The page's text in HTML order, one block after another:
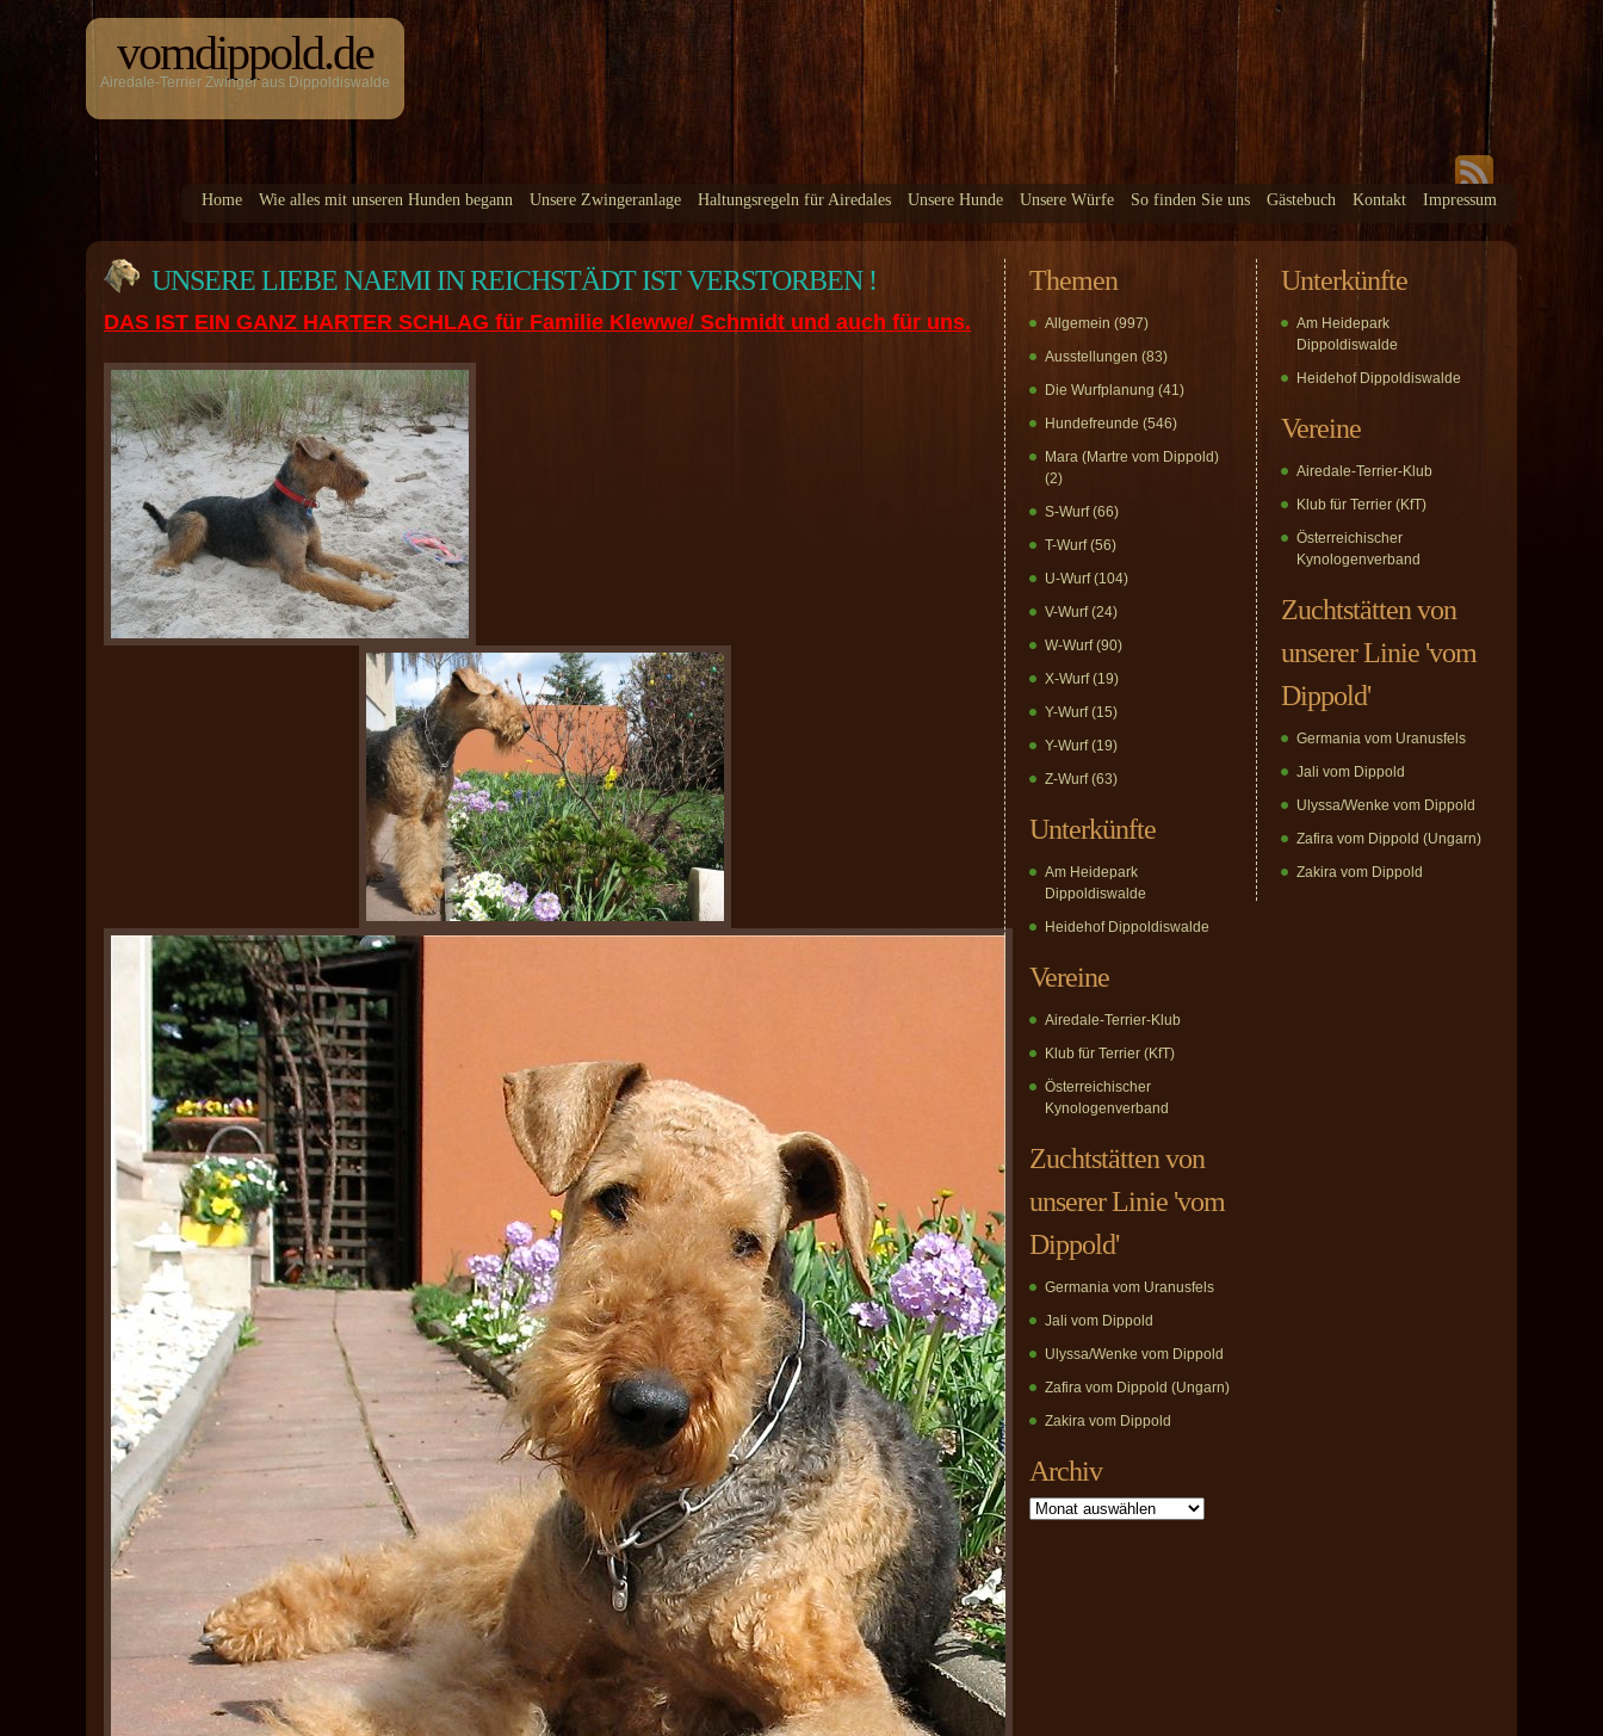
vomdippold.de
Airedale-Terrier Zwinger aus Dippoldiswalde
Home Wie alles mit unseren Hunden begann Unsere Zwingeranlage Haltungsregeln für Airedales Unsere Hunde Unsere Würfe So finden Sie uns Gästebuch Kontakt Impressum
UNSERE LIEBE NAEMI IN REICHSTÄDT IST VERSTORBEN !
DAS IST EIN GANZ HARTER SCHLAG für Familie Klewwe/ Schmidt und auch für uns.
Themen
Allgemein (997)
Ausstellungen (83)
Die Wurfplanung (41)
Hundefreunde (546)
Mara (Martre vom Dippold)
(2)
S-Wurf(66)
T-Wurf(56)
U-Wurf(104)
V-Wurf(24)
W-Wurf(90)
X-Wurf(19)
Y-Wurf(15)
Y-Wurf(19)
Z-Wurf(63)
Unterkünfte
Am Heidepark
Dippoldiswalde
Heidehof Dippoldiswalde
Vereine
Airedale-Terrier-Klub
Klub für Terrier (KfT)
Österreichischer
Kynologenverband
Zuchtstätten von
unserer Linie 'vom
Dippold'
Germania vom Uranusfels
Jali vom Dippold
Ulyssa/Wenke vom Dippold
Zafira vom Dippold (Ungarn)
Zakira vom Dippold
Archiv
Archiv
Unterkünfte
Am Heidepark
Dippoldiswalde
Heidehof Dippoldiswalde
Vereine
Airedale-Terrier-Klub
Klub für Terrier (KfT)
Österreichischer
Kynologenverband
Zuchtstätten von
unserer Linie 'vom
Dippold'
Germania vom Uranusfels
Jali vom Dippold
Ulyssa/Wenke vom Dippold
Zafira vom Dippold (Ungarn)
Zakira vom Dippold